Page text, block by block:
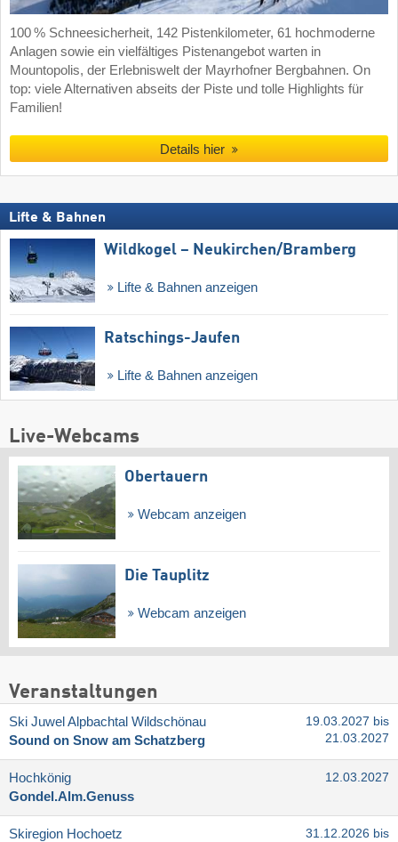
100 % Schneesicherheit, 142 Pistenkilometer, 61 hochmoderne
Anlagen sowie ein vielfältiges Pistenangebot warten in
Mountopolis, der Erlebniswelt der Mayrhofner Bergbahnen. On
top: viele Alternativen abseits der Piste und tolle Highlights für
Familien!
Details hier
Lifte & Bahnen
Wildkogel – Neukirchen/​Bramberg
Lifte & Bahnen anzeigen
Ratschings-Jaufen
Lifte & Bahnen anzeigen
Live-Webcams
Obertauern
Webcam anzeigen
Die Tauplitz
Webcam anzeigen
Veranstaltungen
Ski Juwel Alpbachtal Wildschönau
Sound on Snow am Schatzberg
19.03.2027 bis
21.03.2027
Hochkönig
Gondel.Alm.Genuss
12.03.2027
Skiregion Hochoetz
31.12.2026 bis